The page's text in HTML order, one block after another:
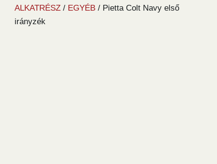
ALKATRÉSZ / EGYÉB / Pietta Colt Navy első
irányzék